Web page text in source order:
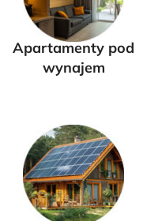
Apartamenty pod
wynajem